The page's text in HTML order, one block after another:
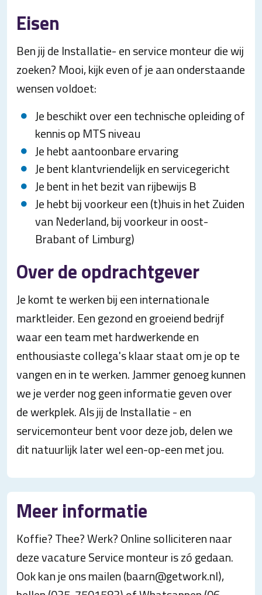
Eisen
Ben jij de Installatie- en service monteur die wij
zoeken? Mooi, kijk even of je aan onderstaande
wensen voldoet:
Je beschikt over een technische opleiding of
kennis op MTS niveau
Je hebt aantoonbare ervaring
Je bent klantvriendelijk en servicegericht
Je bent in het bezit van rijbewijs B
Je hebt bij voorkeur een (t)huis in het Zuiden
van Nederland, bij voorkeur in oost-
Brabant of Limburg)
Over de opdrachtgever
Je komt te werken bij een internationale
marktleider. Een gezond en groeiend bedrijf
waar een team met hardwerkende en
enthousiaste collega's klaar staat om je op te
vangen en in te werken. Jammer genoeg kunnen
we je verder nog geen informatie geven over
de werkplek. Als jij de Installatie - en
servicemonteur bent voor deze job, delen we
dit natuurlijk later wel een-op-een met jou.
Meer informatie
Koffie? Thee? Werk? Online solliciteren naar
deze vacature Service monteur is zó gedaan.
Ook kan je ons mailen (baarn@getwork.nl),